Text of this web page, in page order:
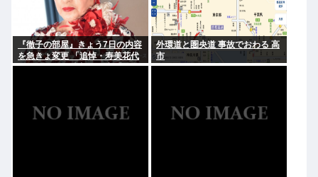
『徹子の部屋』きょう7日の内容
を急きょ変更 「追悼・寿美花代
さん」放送へ 当初の予定「放送
外環道と圏央道 事故でおわる 高
市